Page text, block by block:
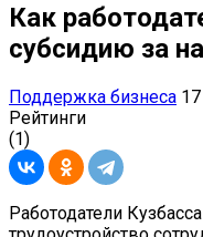
Как
субсидию за
Поддержка бизнеса
Рейтинги
(1)
Работодатели